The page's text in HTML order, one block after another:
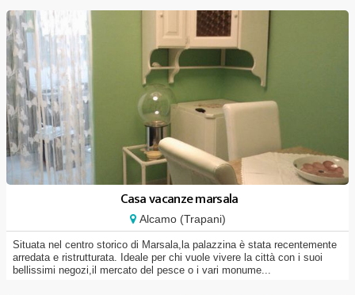
Casa vacanze marsala
Alcamo (Trapani)
Situata nel centro storico di Marsala,la palazzina è stata recentemente
arredata e ristrutturata. Ideale per chi vuole vivere la città con i suoi
bellissimi negozi,il mercato del pesce o i vari monume...